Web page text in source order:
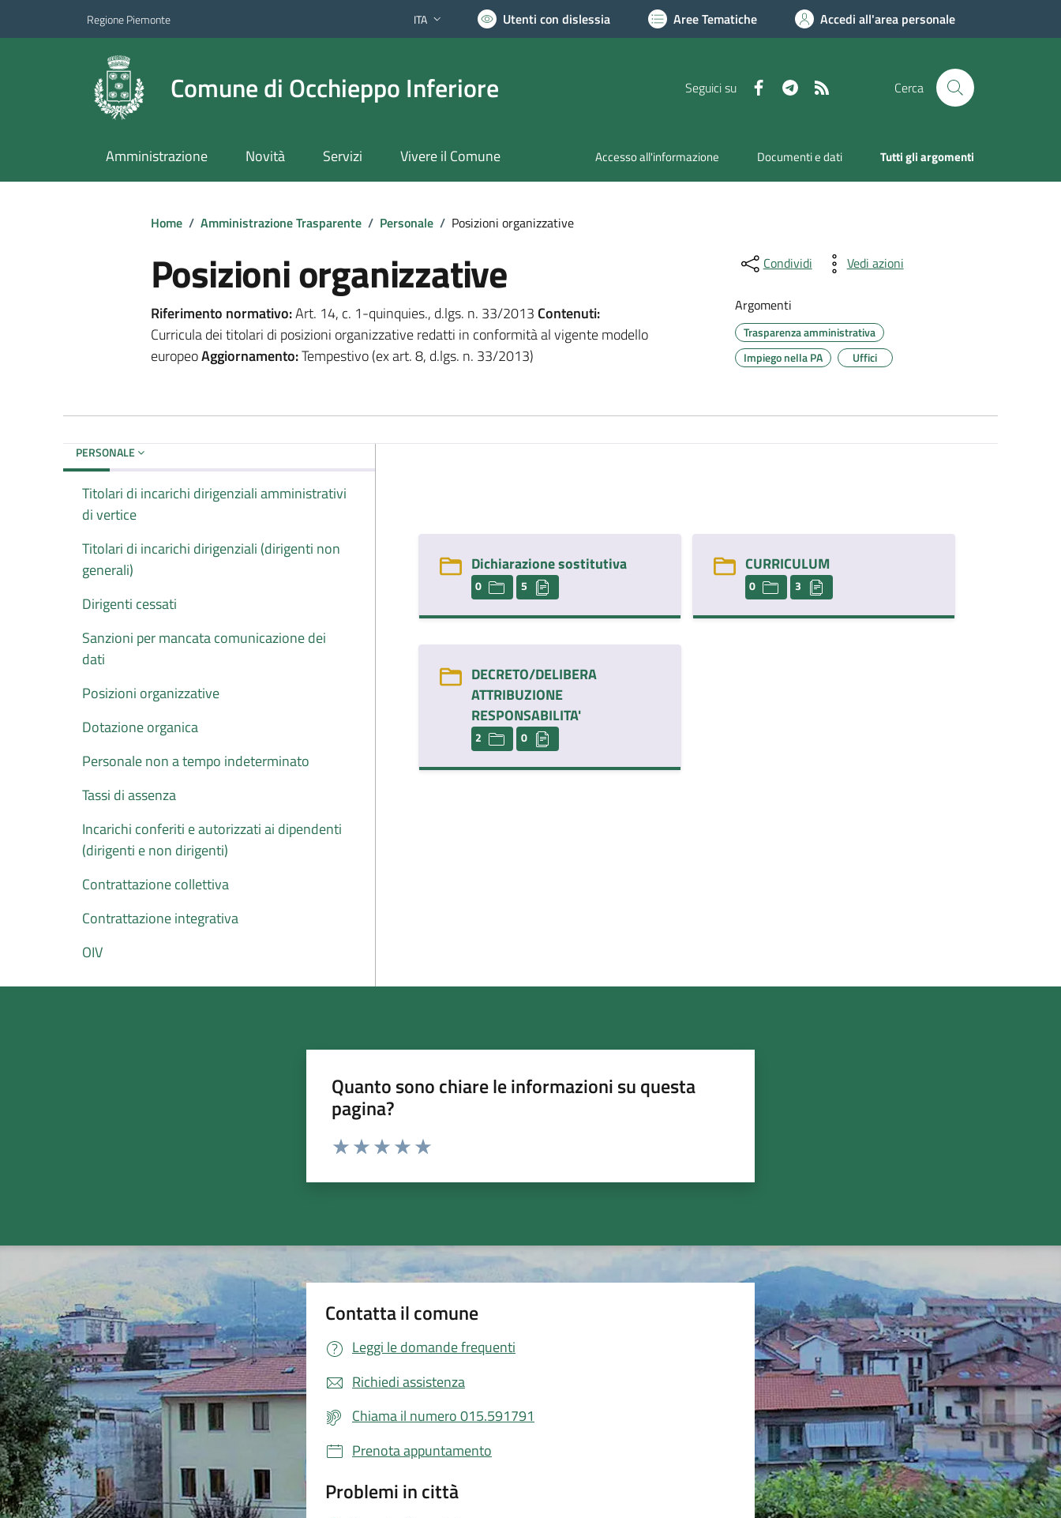
Regione Piemonte Lingua attiva:
ITA Utenti con dislessia Aree Tematiche Accedi all'area personale
Comune di Occhieppo Inferiore Seguici su FacebookTelegram Cerca
Amministrazione Novità Servizi Vivere il Comune Accesso all'informazione Documenti e dati Tutti gli argomenti
Home / Amministrazione Trasparente / Personale / Posizioni organizzative
Posizioni organizzative
Riferimento normativo:Art. 14, c. 1-quinquies., d.lgs. n. 33/2013 Contenuti:
Curricula dei titolari di posizioni organizzative redatti in conformità al vigente modello
europeoAggiornamento:Tempestivo (ex art. 8, d.lgs. n. 33/2013)
Condividi Vedi azioni
Argomenti
Trasparenza amministrativa
Impiego nella PA
Uffici
PERSONALE
Titolari di incarichi dirigenziali amministrativi
di vertice
Titolari di incarichi dirigenziali (dirigenti non
generali)
Dirigenti cessati
Sanzioni per mancata comunicazione dei
dati
Posizioni organizzative
Dotazione organica
Personale non a tempo indeterminato
Tassi di assenza
Incarichi conferiti e autorizzati ai dipendenti
(dirigenti e non dirigenti)
Contrattazione collettiva
Contrattazione integrativa
OIV
Dichiarazione sostitutiva
0 5
CURRICULUM
0 3
DECRETO/DELIBERA
ATTRIBUZIONE
RESPONSABILITA'
2 0
Quanto sono chiare le informazioni su questa
pagina?
Valuta da 1 a 5 stelle la pagina
Contatta il comune
Leggi le domande frequenti
Richiedi assistenza
Chiama il numero 015.591791
Prenota appuntamento
Problemi in città